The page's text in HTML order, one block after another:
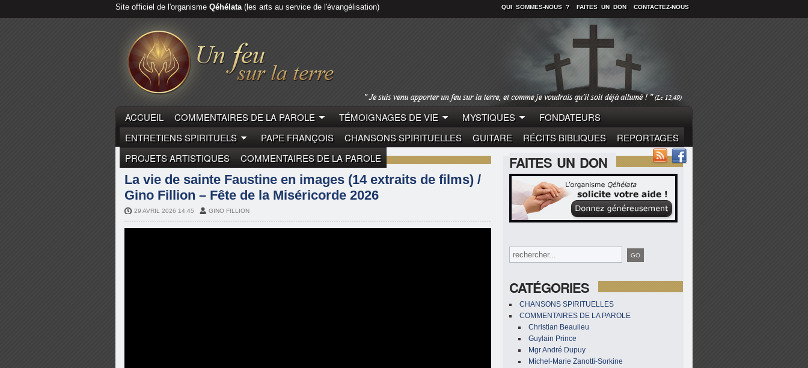
Site officiel de l'organisme Qéhélata(les arts au service de l'évangélisation) QUI SOMMES-NOUS ? FAITES UN DON CONTACTEZ-NOUS
ACCUEIL COMMENTAIRES DE LA PAROLE TÉMOIGNAGES DE VIE MYSTIQUES
FONDATEURS
ENTRETIENS SPIRITUELS
PAPE FRANÇOIS CHANSONS SPIRITUELLES GUITARE RÉCITS BIBLIQUES
REPORTAGES
PROJETS ARTISTIQUES
COMMENTAIRES DE LA PAROLE FAITES UN DON
CATÉGORIES
CHANSONS SPIRITUELLES
COMMENTAIRES DE LA PAROLE
Christian Beaulieu
Guylain Prince
Mgr André Dupuy
Michel-Marie Zanotti-Sorkine
MYSTIQUES SAINTE FAUSTINE
La vie de sainte Faustine en images (14 extraits de films) /
Gino Fillion – Fête de la Miséricorde 2026
29 AVRIL 2026 14:45 GINO FILLION